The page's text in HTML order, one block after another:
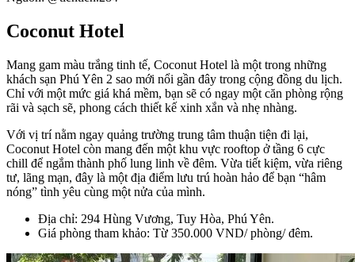
Coconut Hotel
Mang gam màu trắng tinh tế, Coconut Hotel là một trong những
khách sạn Phú Yên 2 sao mới nổi gần đây trong cộng đồng du lịch.
Chỉ với một mức giá khá mềm, bạn sẽ có ngay một căn phòng rộng
rãi và sạch sẽ, phong cách thiết kế xinh xắn và nhẹ nhàng.
Với vị trí nằm ngay quảng trường trung tâm thuận tiện đi lại,
Coconut Hotel còn mang đến một khu vực rooftop ở tầng 6 cực
chill để ngắm thành phố lung linh về đêm. Vừa tiết kiệm, vừa riêng
tư, lãng mạn, đây là một địa điểm lưu trú hoàn hảo để bạn “hâm
nóng” tình yêu cùng một nửa của mình.
Địa chỉ: 294 Hùng Vương, Tuy Hòa, Phú Yên.
Giá phòng tham khảo: Từ 350.000 VND/ phòng/ đêm.